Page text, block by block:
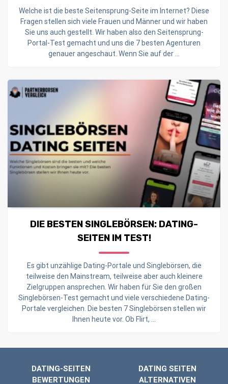
Welche ist die beste Seitensprung-Seite im Internet? Diese
Fragen stellen sich viele Frauen und Männer und wir haben
Sie uns auch gestellt. Wir haben also den Seitensprung-
Portal-Test gemacht und uns die 7 besten Agenturen
genauer angeschaut. Wenn Sie auf der ...
DIE BESTEN SINGLEBÖRSEN: DATING-
SEITEN IM TEST!
Es gibt unzählige Dating-Portale und Singlebörsen, die
teilweise den Mainstream, teilweise aber auch kleinere
Zielgruppen ansprechen. Wir haben für Sie den großen
Singlebörsen-Test gemacht und viele verschiedene Dating-
Portale vergleichen. Die besten 7 Singlebörsen stellen wir
Ihnen heute vor. Ob Flirt, ...
DATING-SEITEN
BEWERTUNGEN
DATING SEITEN
ALTERNATIVEN